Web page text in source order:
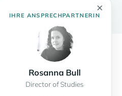
×
IHRE ANSPRECHPARTNERIN
Rosanna Bull
Director of Studies